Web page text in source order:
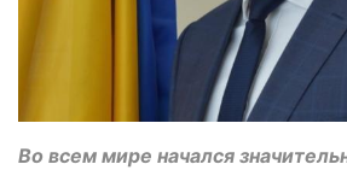
Во всем мире начался